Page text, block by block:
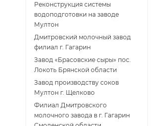
Реконструкция системы
водоподготовки на заводе
Мултон
Дмитровский молочный завод
филиал г. Гагарин
Завод «Брасовские сыры» пос.
Локоть Брянской области
Завод производству соков
Мултон г. Щелково
Филиал Дмитровского
молочного завода в г. Гагарин